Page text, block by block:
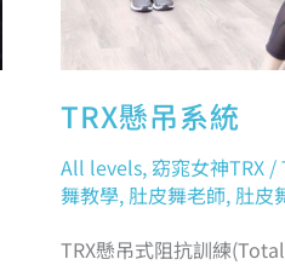
TRX懸吊系統
All levels, 窈窕女神TRX /
舞教學, 肚皮舞老師, 肚皮
TRX懸吊式阻抗訓練